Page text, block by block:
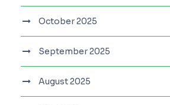
October 2025
September 2025
August 2025